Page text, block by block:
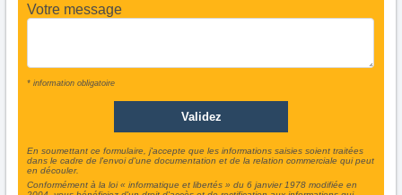
Votre message
* information obligatoire
En soumettant ce formulaire, j'accepte que les informations saisies soient traitées
dans le cadre de l'envoi d'une documentation et de la relation commerciale qui peut
en découler.
Conformément à la loi « informatique et libertés » du 6 janvier 1978 modifiée en